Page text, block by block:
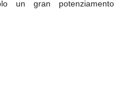
un gran potenziamento